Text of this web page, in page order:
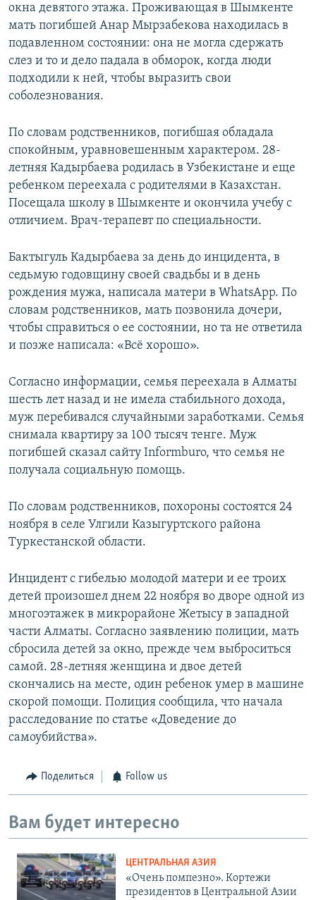
окна девятого этажа. Проживающая в Шымкенте
мать погибшей Анар Мырзабекова находилась в
подавленном состоянии: она не могла сдержать
слез и то и дело падала в обморок, когда люди
подходили к ней, чтобы выразить свои
соболезнования.
По словам родственников, погибшая обладала
спокойным, уравновешенным характером. 28-
летняя Кадырбаева родилась в Узбекистане и еще
ребенком переехала с родителями в Казахстан.
Посещала школу в Шымкенте и окончила учебу с
отличием. Врач-терапевт по специальности.
Бактыгуль Кадырбаева за день до инцидента, в
седьмую годовщину своей свадьбы и в день
рождения мужа, написала матери в WhatsApp. По
словам родственников, мать позвонила дочери,
чтобы справиться о ее состоянии, но та не ответила
и позже написала: «Всё хорошо».
Согласно информации, семья переехала в Алматы
шесть лет назад и не имела стабильного дохода,
муж перебивался случайными заработками. Семья
снимала квартиру за 100 тысяч тенге. Муж
погибшей сказал сайту Informburo, что семья не
получала социальную помощь.
По словам родственников, похороны состоятся 24
ноября в селе Улгили Казыгуртского района
Туркестанской области.
Инцидент с гибелью молодой матери и ее троих
детей произошел днем 22 ноября во дворе одной из
многоэтажек в микрорайоне Жетысу в западной
части Алматы. Согласно заявлению полиции, мать
сбросила детей за окно, прежде чем выброситься
самой. 28-летняя женщина и двое детей
скончались на месте, один ребенок умер в машине
скорой помощи. Полиция сообщила, что начала
расследование по статье «Доведение до
самоубийства».
Поделиться Follow us
Вам будет интересно
ЦЕНТРАЛЬНАЯ АЗИЯ
«Очень помпезно». Кортежи
президентов в Центральной Азии